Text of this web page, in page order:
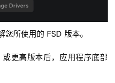
所使用的 FSD 版本。
更高版本后，应用程序底部